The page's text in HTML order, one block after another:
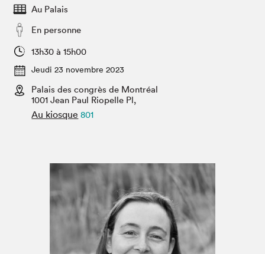
Espace exposant⋅e⋅s
Espace enseignant·e·s
Espace médias
SLM PRO
Salon dans la ville et en ligne
Projets partenaires
Au Palais
En personne
13h30 à 15h00
Jeudi 23 novembre 2023
Palais des congrès de Montréal
1001 Jean Paul Riopelle Pl,
Au kiosque 801